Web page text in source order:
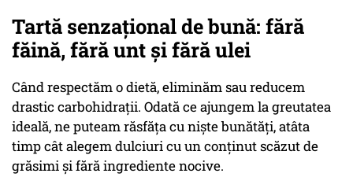
Tartă senzațional de bună: fără
făină, fără unt și fără ulei
Când respectăm o dietă, eliminăm sau reducem
drastic carbohidrații. Odată ce ajungem la greutatea
ideală, ne puteam răsfăța cu niște bunătăți, atâta
timp cât alegem dulciuri cu un conținut scăzut de
grăsimi și fără ingrediente nocive.